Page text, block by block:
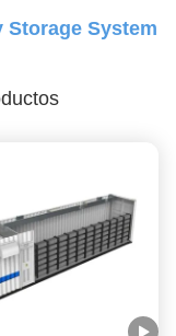
Storage System